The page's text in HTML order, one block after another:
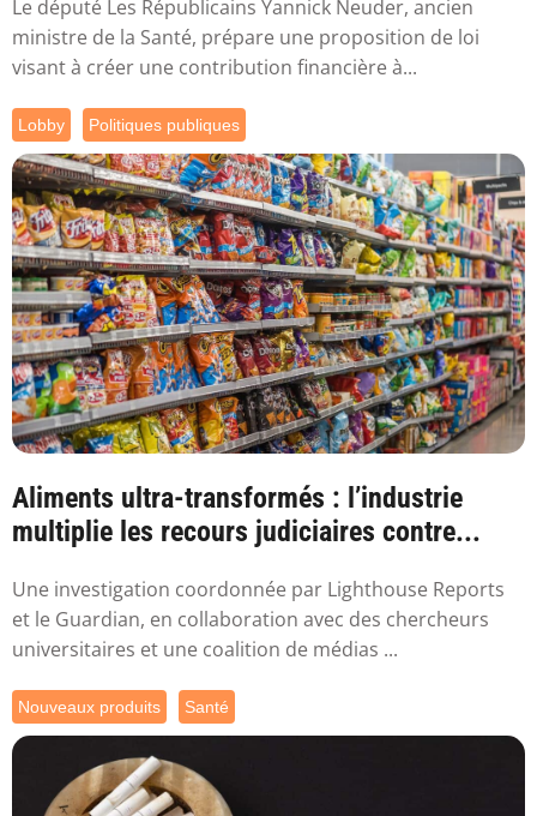
Le député Les Républicains Yannick Neuder, ancien
ministre de la Santé, prépare une proposition de loi
visant à créer une contribution financière à...
Lobby Politiques publiques
Aliments ultra-transformés : l’industrie
multiplie les recours judiciaires contre...
Une investigation coordonnée par Lighthouse Reports
et le Guardian, en collaboration avec des chercheurs
universitaires et une coalition de médias ...
Nouveaux produits Santé